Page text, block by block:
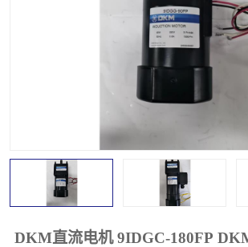
DKM直流电机 9IDGC-180FP